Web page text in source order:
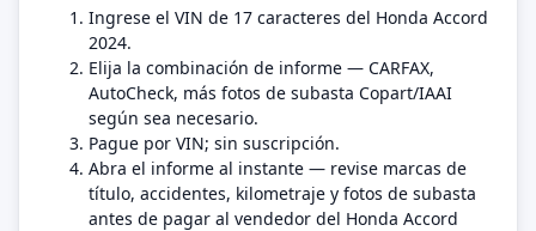
Ingrese el VIN de 17 caracteres del Honda Accord
2024.
Elija la combinación de informe — CARFAX,
AutoCheck, más fotos de subasta Copart/IAAI
según sea necesario.
Pague por VIN; sin suscripción.
Abra el informe al instante — revise marcas de
título, accidentes, kilometraje y fotos de subasta
antes de pagar al vendedor del Honda Accord